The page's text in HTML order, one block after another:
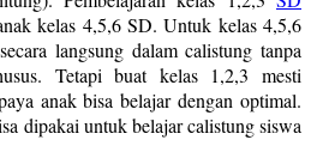
kelas 4,5,6 SD. Untuk kelas 4,5,6
langsung dalam calistung tanpa
Tetapi buat kelas 1,2,3 mesti
anak bisa belajar dengan optimal.
dipakai untuk belajar calistung siswa